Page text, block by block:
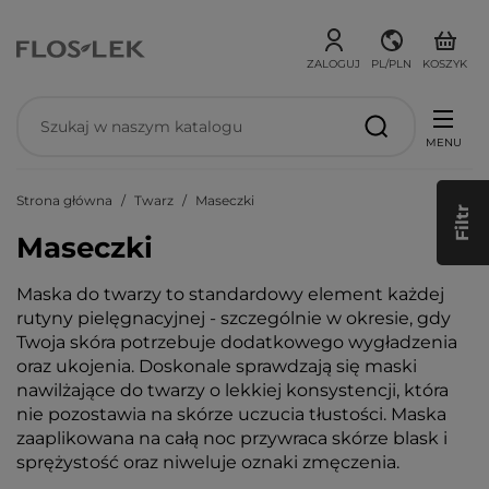
ZALOGUJ PL/PLN KOSZYK
MENU
Strona główna Twarz Maseczki
Maseczki
Maska do twarzy to standardowy element każdej
rutyny pielęgnacyjnej - szczególnie w okresie, gdy
Twoja skóra potrzebuje dodatkowego wygładzenia
oraz ukojenia. Doskonale sprawdzają się maski
nawilżające do twarzy o lekkiej konsystencji, która
nie pozostawia na skórze uczucia tłustości. Maska
zaaplikowana na całą noc przywraca skórze blask i
sprężystość oraz niweluje oznaki zmęczenia.
Filtr